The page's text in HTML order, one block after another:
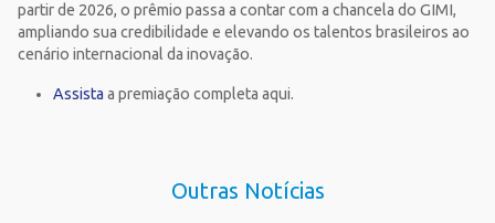
partir de 2026, o prêmio passa a contar com a chancela do GIMI,
ampliando sua credibilidade e elevando os talentos brasileiros ao
cenário internacional da inovação.
Assista a premiação completa aqui.
Outras Notícias